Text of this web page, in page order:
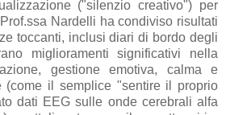
("silenzio creativo") per
Nardelli ha condiviso risultati
toccanti, inclusi diari di bordo degli
miglioramenti significativi nella
gestione emotiva, calma e
(come il semplice "sentire il proprio
dati EEG sulle onde cerebrali alfa